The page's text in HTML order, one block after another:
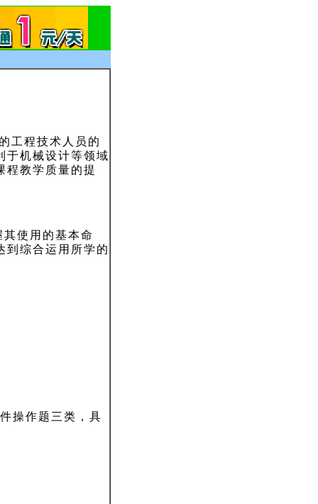
工程技术人员的
于机械设计等领域
程教学质量的提
使用的基本命
到综合运用所学的
操作题三类，具